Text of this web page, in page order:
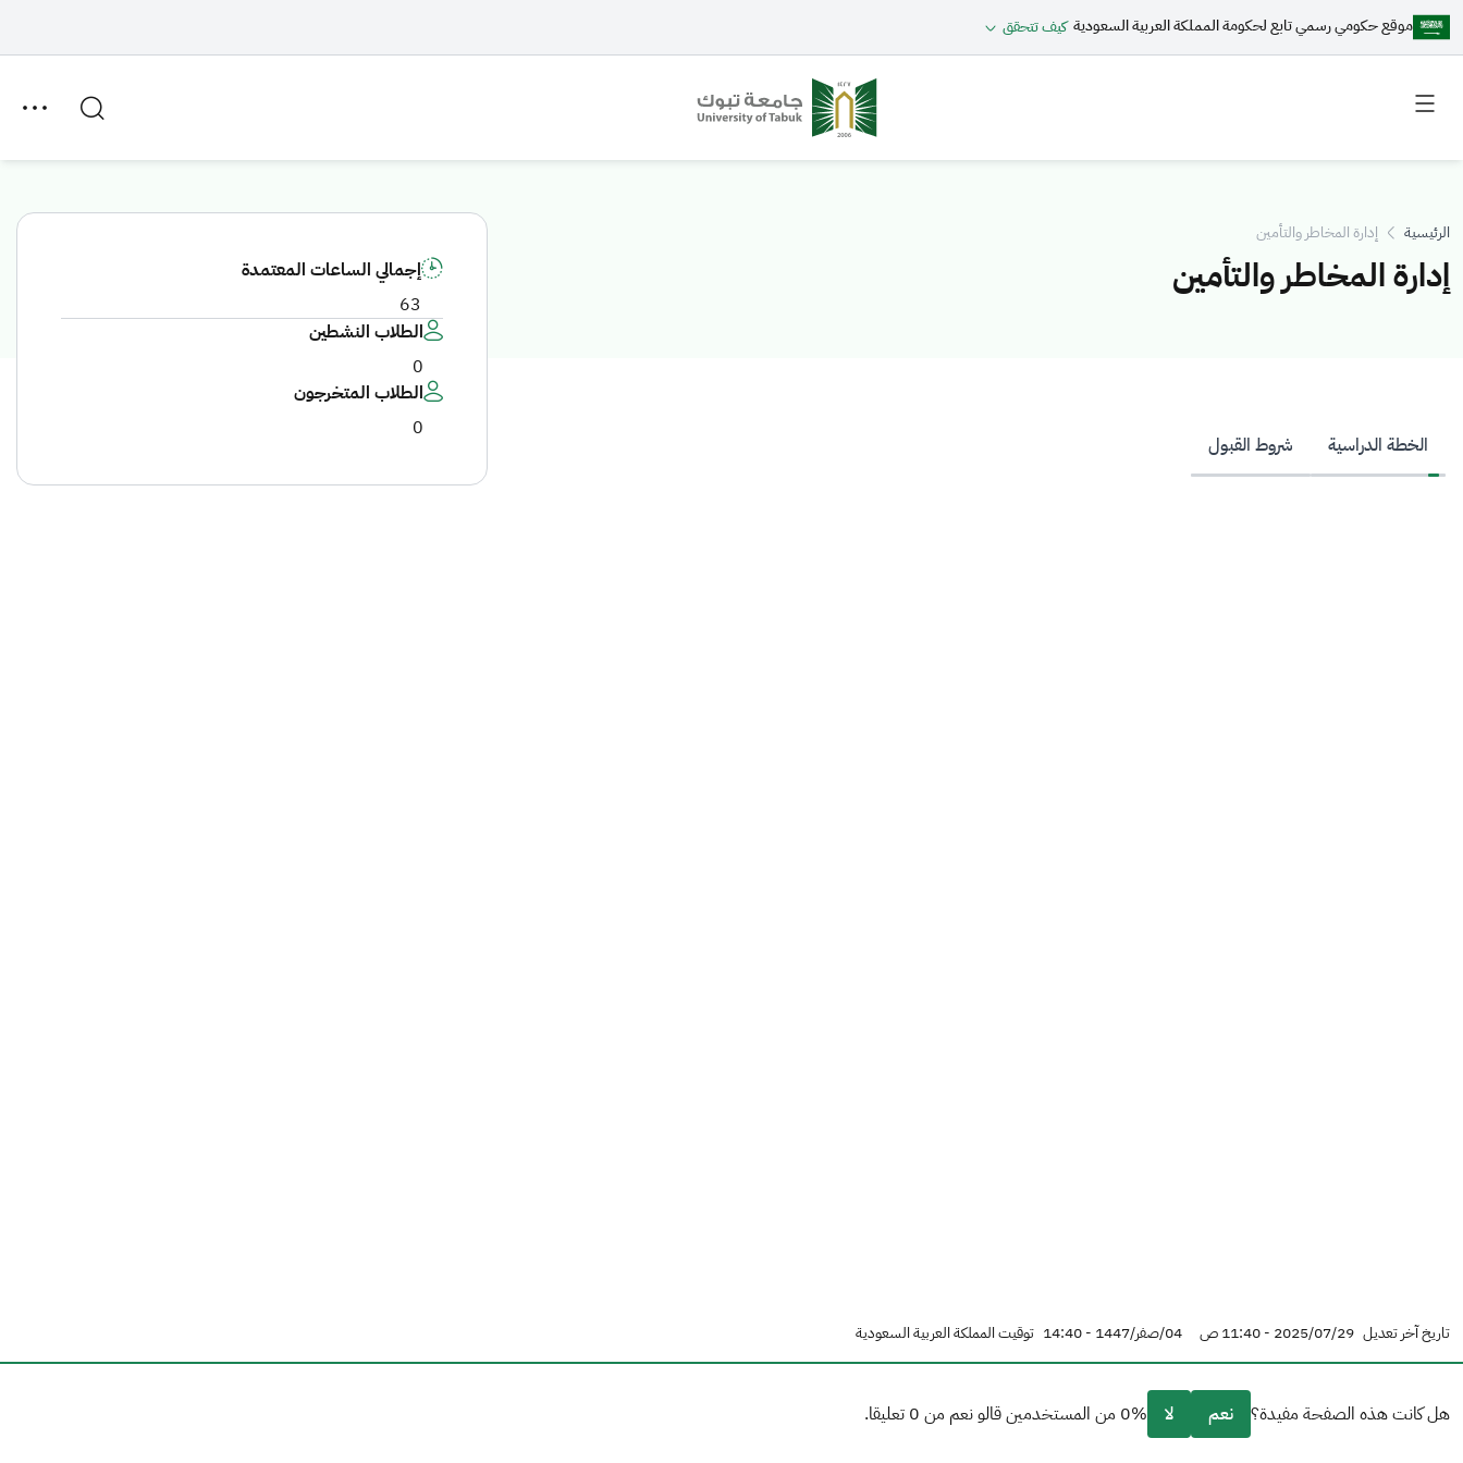
موقع حكومي رسمي تابع لحكومة المملكة العربية السعودية كيف تتحقق
Toggle
menu
Toggle
menu
الرئيسية إدارة المخاطر والتأمين
إدارة المخاطر والتأمين
إجمالي الساعات المعتمدة
63
الطلاب النشطين
0
الطلاب المتخرجون
0
الخطة الدراسية شروط القبول
تاريخ آخر تعديل 2025/07/29 - 11:40 ص 04/صفر/1447 - 14:40 توقيت المملكة العربية السعودية
هل كانت هذه الصفحة مفيدة؟ نعم لا 0% من المستخدمين قالو نعم من 0 تعليقا.